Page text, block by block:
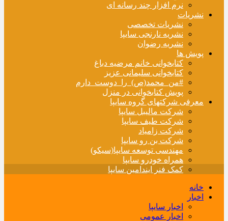
نرم افزار چند رسانه ای
نشریات
نشریات تخصصی
نشریه نارنجی سایپا
نشریه رضوان
پویش ها
کتابخوانی خانم مرضیه دباغ
کتابخوانی سلیمانی عزیز
#من_محمد(ص)_را_دوست_دارم
پویش کتابخوانی در منزل
معرفی شرکتهای گروه سایپا
شرکت مالیبل سایپا
شرکت طیف سایپا
شرکت زامیاد
شرکت بن رو سایپا
مهندسی توسعه سایپا(سیکو)
همراه خودرو سایپا
کمک فنر ایندامین سایپا
خانه
اخبار
اخبار سایپا
اخبار عمومی